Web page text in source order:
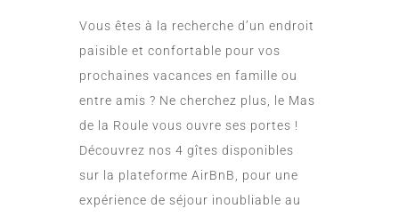
Vous êtes à la recherche d’un endroit
paisible et confortable pour vos
prochaines vacances en famille ou
entre amis ? Ne cherchez plus, le Mas
de la Roule vous ouvre ses portes !
Découvrez nos 4 gîtes disponibles
sur la plateforme AirBnB, pour une
expérience de séjour inoubliable au